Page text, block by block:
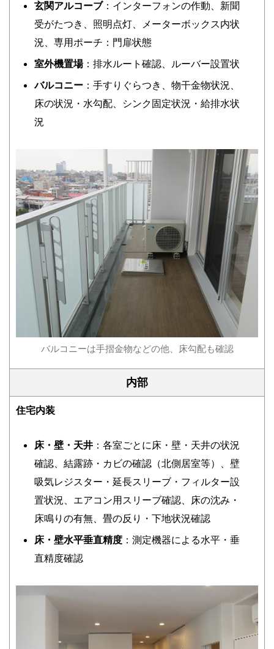
玄関アルコーブ：インターフォンの作動、新聞
受がたつき、照明点灯、メーターボックス内状
況、専用ポーチ：門扉状態
室外機置場：排水ルート確認、ルーバー設置状
バルコニー ：手すりぐらつき、物干金物状況、
床の状況・水勾配、シンク固定状況・給排水状
況
バルコニーは手摺金物などの他、床勾配も確認
内部
住宅内装
床・壁・天井 ：各室ごとに床・壁・天井の状況
確認、結露跡・カビの確認（北側居室等）、壁
吸気レジスター・延長スリーブ・フィルター設
置状況、エアコン用スリーブ確認、床の沈み・
床鳴りの有無、畳の反り・下地状況確認
床・壁水平垂直精度 ：測定機器による水平・垂
直精度確認